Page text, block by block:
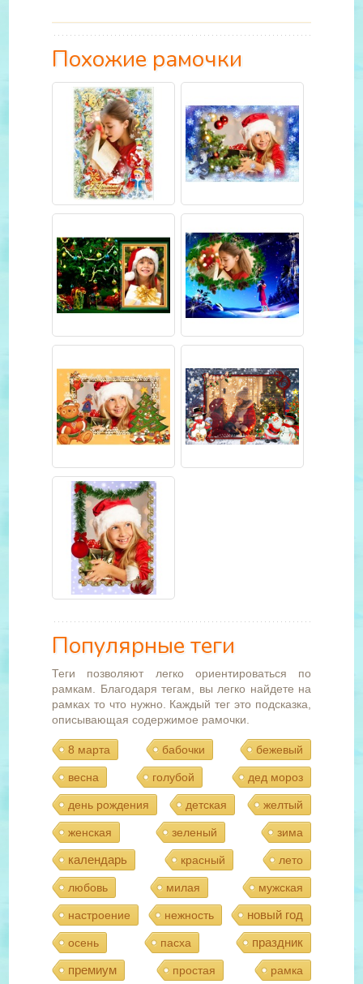
Похожие рамочки
Популярные теги
Теги позволяют легко ориентироваться по
рамкам. Благодаря тегам, вы легко найдете на
рамках то что нужно. Каждый тег это подсказка,
описывающая содержимое рамочки.
8 марта бабочки бежевый
весна голубой дед мороз
день рождения детская желтый
женская зеленый зима
календарь красный лето
любовь милая мужская
настроение нежность новый год
осень пасха
праздник
премиум
простая рамка